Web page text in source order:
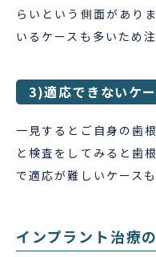
らいという側面があり
いるケースも多いため
3)適応できないケ
一見するとご自身の歯
と検査をしてみると歯
で適応が難しいケースも
インプラント治療